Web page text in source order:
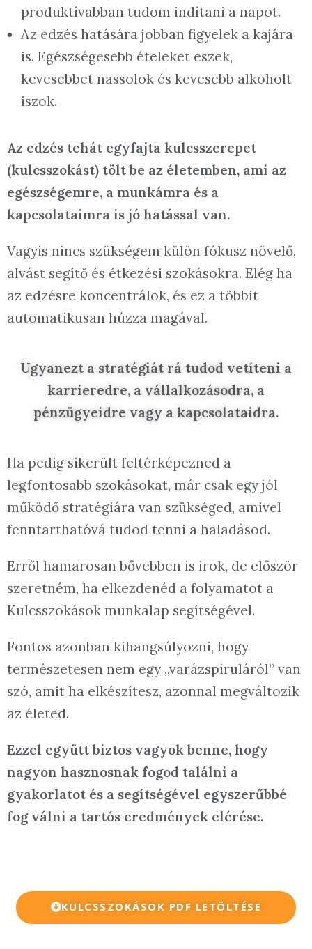
produktívabban tudom indítani a napot.
Az edzés hatására jobban figyelek a kajára
is. Egészségesebb ételeket eszek,
kevesebbet nassolok és kevesebb alkoholt
iszok.
Az edzés tehát egyfajta kulcsszerepet
(kulcsszokást) tölt be az életemben, ami az
egészségemre, a munkámra és a
kapcsolataimra is jó hatással van.
Vagyis nincs szükségem külön fókusz növelő,
alvást segítő és étkezési szokásokra. Elég ha
az edzésre koncentrálok, és ez a többit
automatikusan húzza magával.
Ugyanezt a stratégiát rá tudod vetíteni a
karrieredre, a vállalkozásodra, a
pénzügyeidre vagy a kapcsolataidra.
Ha pedig sikerült feltérképezned a
legfontosabb szokásokat, már csak egy jól
működő stratégiára van szükséged, amivel
fenntarthatóvá tudod tenni a haladásod.
Erről hamarosan bővebben is írok, de először
szeretném, ha elkezdenéd a folyamatot a
Kulcsszokások munkalap segítségével.
Fontos azonban kihangsúlyozni, hogy
természetesen nem egy „varázspiruláról” van
szó, amit ha elkészítesz, azonnal megváltozik
az életed.
Ezzel együtt biztos vagyok benne, hogy
nagyon hasznosnak fogod találni a
gyakorlatot és a segítségével egyszerűbbé
fog válni a tartós eredmények elérése.
KULCSSZOKÁSOK PDF LETÖLTÉSE